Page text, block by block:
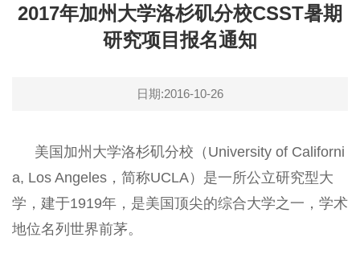
2017年加州大学洛杉矶分校CSST暑期
研究项目报名通知
日期:2016-10-26
美国加州大学洛杉矶分校（University of Californi
a, Los Angeles，简称UCLA）是一所公立研究型大
学，建于1919年，是美国顶尖的综合大学之一，学术
地位名列世界前茅。